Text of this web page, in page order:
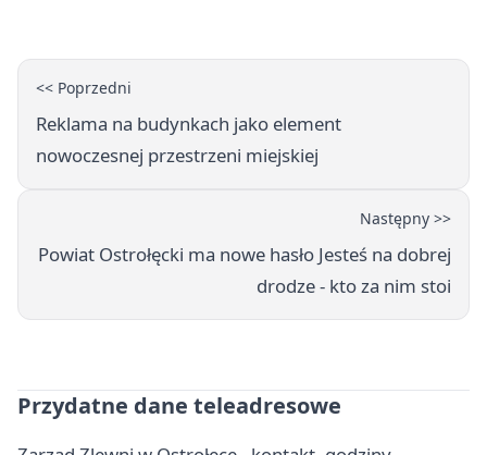
<< Poprzedni
Reklama na budynkach jako element
nowoczesnej przestrzeni miejskiej
Następny >>
Powiat Ostrołęcki ma nowe hasło Jesteś na dobrej
drodze - kto za nim stoi
Przydatne dane teleadresowe